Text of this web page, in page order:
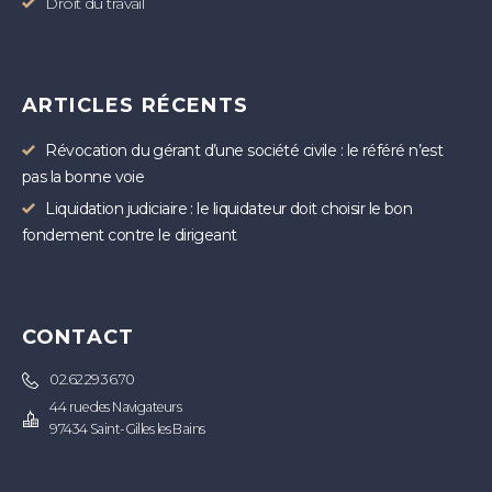
ARTICLES RÉCENTS
Révocation du gérant d’une société civile : le référé n’est
pas la bonne voie
Liquidation judiciaire : le liquidateur doit choisir le bon
fondement contre le dirigeant
CONTACT
02.62.29.36.70
44 rue des Navigateurs
97434 Saint-Gilles les Bains